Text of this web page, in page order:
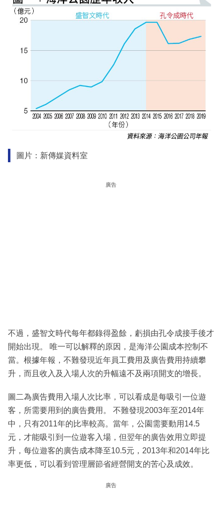
圖片：新傳媒資料室
廣告
不過，盛智文時代每年都錄得盈餘，虧損由孔令成接手後才
開始出現。 唯一可以解釋的原因，是海洋公園成本控制不
當。根據年報，不難發現近年員工費用及廣告費用持續攀
升，而且收入及入場人次的升幅遠不及兩項開支的增長。
圖二為廣告費用入場人次比率，可以看成是每吸引一位遊
客，所需要用到的廣告費用。 不難發現2003年至2014年
中，只有2011年的比率較高。當年，公園需要動用14.5
元，才能吸引到一位遊客入場，但翌年的廣告效用立即提
升，每位遊客的廣告成本降至10.5元，2013年和2014年比
率更低，可以看到管理層節省經營開支的苦心及成效。
廣告